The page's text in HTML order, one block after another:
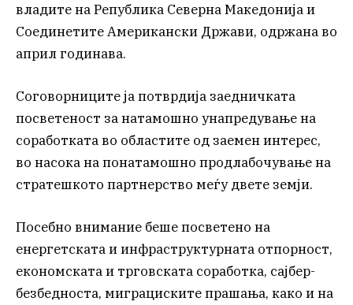
владите на Република Северна Македонија и
Соединетите Американски Држави, одржана во
април годинава.
Соговорниците ја потврдија заедничката
посветеност за натамошно унапредување на
соработката во областите од заемен интерес,
во насока на понатамошно продлабочување на
стратешкото партнерство меѓу двете земји.
Посебно внимание беше посветено на
енергетската и инфраструктурната отпорност,
економската и трговската соработка, сајбер-
безбедноста, миграциските прашања, како и на